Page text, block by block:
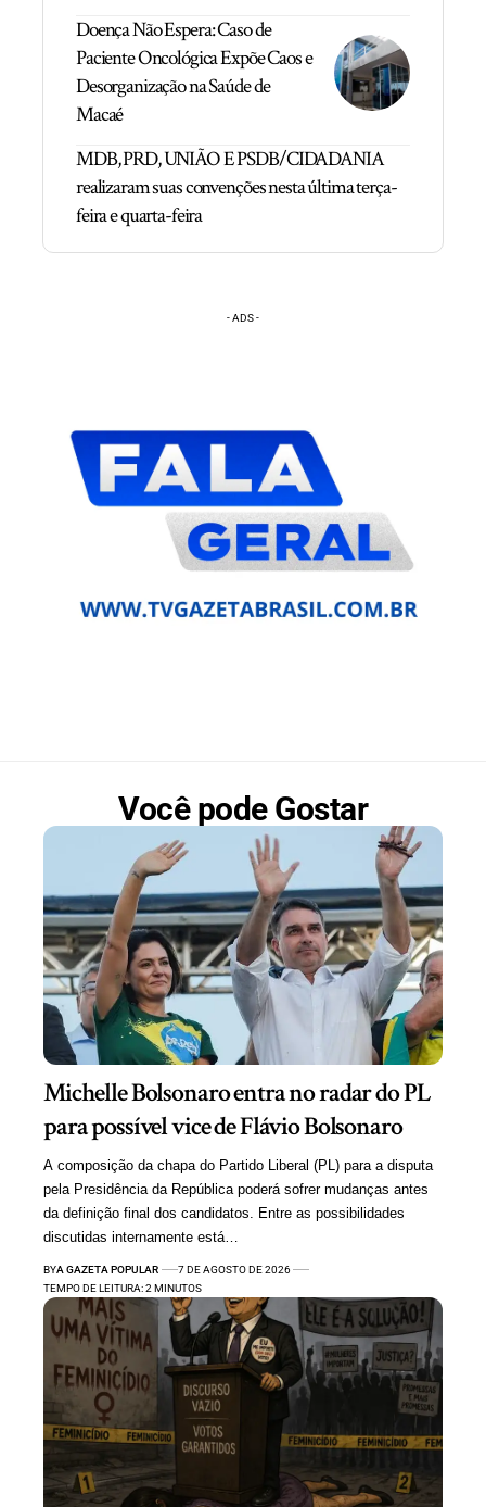
Doença Não Espera: Caso de
Paciente Oncológica Expõe Caos e
Desorganização na Saúde de
Macaé
MDB, PRD, UNIÃO E PSDB/CIDADANIA
realizaram suas convenções nesta última terça-
feira e quarta-feira
- ADS -
Você pode Gostar
Michelle Bolsonaro entra no radar do PL
para possível vice de Flávio Bolsonaro
A composição da chapa do Partido Liberal (PL) para a disputa
pela Presidência da República poderá sofrer mudanças antes
da definição final dos candidatos. Entre as possibilidades
discutidas internamente está…
BYA GAZETA POPULAR
7 DE AGOSTO DE 2026
TEMPO DE LEITURA: 2 MINUTOS